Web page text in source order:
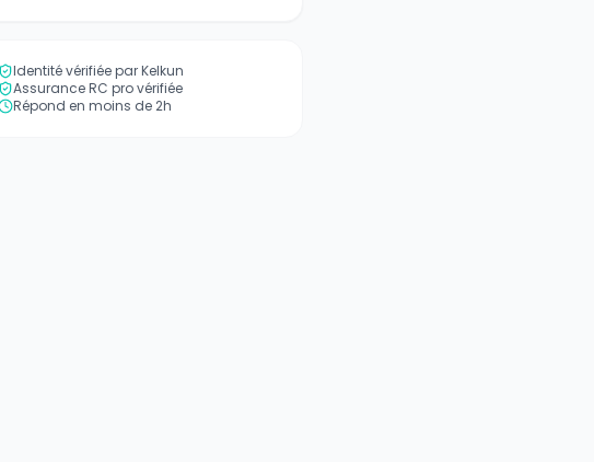
Identité vérifiée par Kelkun
Assurance RC pro vérifiée
Répond en moins de 2h